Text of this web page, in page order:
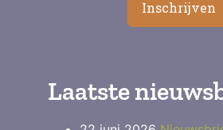
Laatste